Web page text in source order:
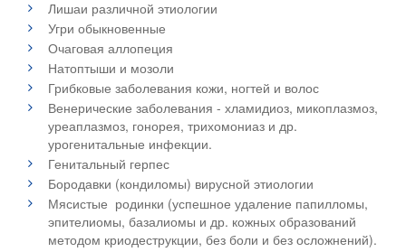
Лишаи различной этиологии
Угри обыкновенные
Очаговая аллопеция
Натоптыши и мозоли
Грибковые заболевания кожи, ногтей и волос
Венерические заболевания - хламидиоз, микоплазмоз,
уреаплазмоз, гонорея, трихомониаз и др.
урогенитальные инфекции.
Генитальный герпес
Бородавки (кондиломы) вирусной этиологии
Мясистые родинки (успешное удаление папилломы,
эпителиомы, базалиомы и др. кожных образований
методом криодеструкции, без боли и без осложнений).